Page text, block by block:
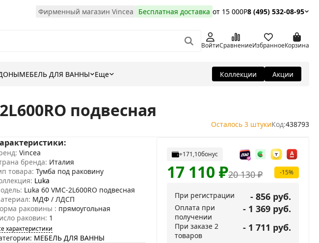
Фирменный магазин Vincea Бесплатная доставка от 15 000Р8 (495) 532-08-95
ВойтиСравнениеИзбранноеКорзина
МЕБЕЛЬ ДЛЯ ВАННЫ Еще Коллекции Акции
подвесная
Осталось 3 штукиКод:438793
Vincea
бренда: Италия
товара: Тумба под раковину
Luka
Luka 60 VMC-2L600RO подвесная
МДФ / ЛДСП
раковины : прямоугольная
раковин: 1
характеристики
МЕБЕЛЬ ДЛЯ ВАННЫ
+171,10бонус
20 130₽
17 110₽ -15%
При регистрации - 856 руб.
Оплата при
получении
- 1 369 руб.
При заказе 2
товаров
- 1 711 руб.